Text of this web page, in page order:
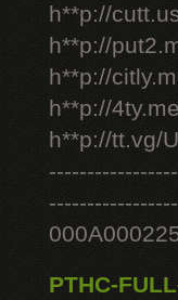
h**p://
h**p://
h**p://
h**p://
h**p://tt.vg/
-----------------
-----------------
PTHC-